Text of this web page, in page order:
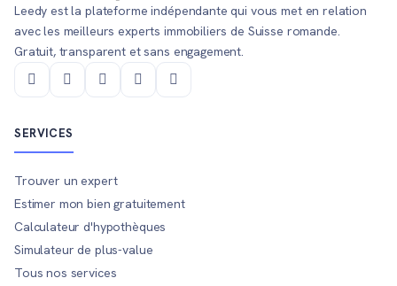
Leedy est la plateforme indépendante qui vous met en relation
avec les meilleurs experts immobiliers de Suisse romande.
Gratuit, transparent et sans engagement.
SERVICES
Trouver un expert
Estimer mon bien gratuitement
Calculateur d'hypothèques
Simulateur de plus-value
Tous nos services